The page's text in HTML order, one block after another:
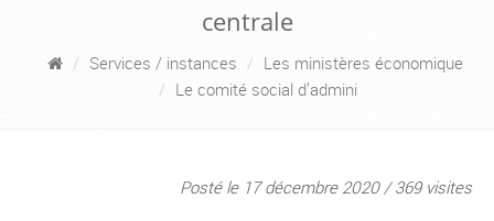
centrale
Services / instances
Les ministères économique
Le comité social d’admini
Posté le 17 décembre 2020 / 369 visites